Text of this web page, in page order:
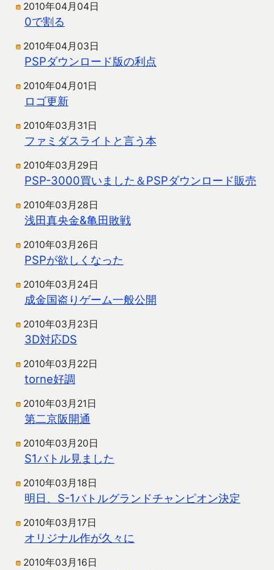
2010年04月04日
0で割る
2010年04月03日
PSPダウンロード版の利点
2010年04月01日
ロゴ更新
2010年03月31日
ファミダスライトと言う本
2010年03月29日
PSP-3000買いました＆PSPダウンロード販売
2010年03月28日
浅田真央金&亀田敗戦
2010年03月26日
PSPが欲しくなった
2010年03月24日
成金国盗りゲーム一般公開
2010年03月23日
3D対応DS
2010年03月22日
torne好調
2010年03月21日
第二京阪開通
2010年03月20日
S1バトル見ました
2010年03月18日
明日、S-1バトルグランドチャンピオン決定
2010年03月17日
オリジナル作が久々に
2010年03月16日